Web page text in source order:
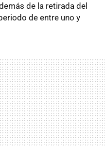
de la retirada del
de entre uno y